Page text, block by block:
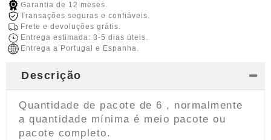
Garantia de 12 meses.
Transações seguras e confiáveis.
Frete e devoluções grátis.
Entrega estimada: 3-5 dias úteis.
Entrega a Portugal e Espanha.
Descrição
Quantidade de pacote de 6 , normalmente
a quantidade mínima é meio pacote ou
pacote completo.